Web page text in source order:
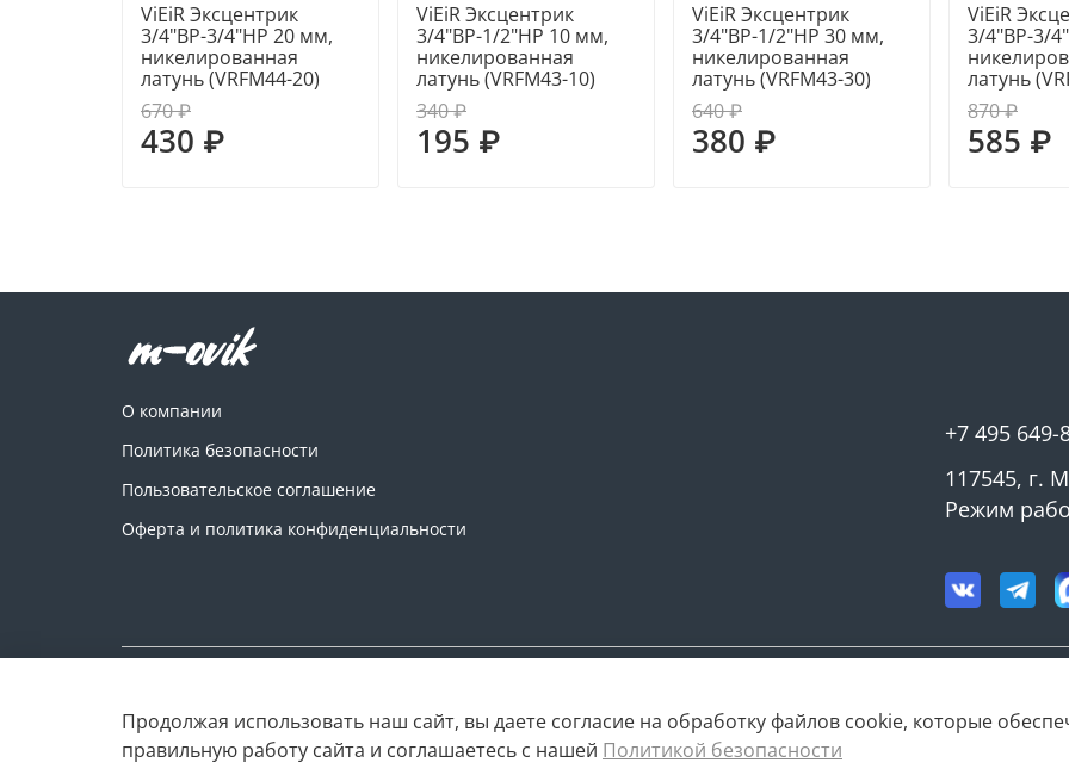
ViEiR Эксцентрик
3/4"ВР-3/4"НР 20 мм,
никелированная
латунь (VRFM44-20)
670 ₽
430 ₽
ViEiR Эксцентрик
3/4"ВР-1/2"НР 10 мм,
никелированная
латунь (VRFM43-10)
340 ₽
195 ₽
ViEiR Эксцентрик
3/4"ВР-1/2"НР 30 мм,
никелированная
латунь (VRFM43-30)
640 ₽
380 ₽
ViEiR
3/4"ВР-3/
латунь
870 ₽
585 ₽
О компании
Политика безопасности
Пользовательское соглашение
Оферта и политика конфиденциальности
+7 495 649-
117545, г.
Режим
Продолжая использовать наш сайт, вы даете согласие на обработку файлов cookie, которые
правильную работу сайта и соглашаетесь с нашей Политикой безопасности